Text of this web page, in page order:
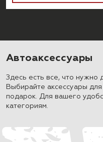
Автоаксессуары
Здесь есть все, что нужно
Выбирайте аксессуары
подарок. Для вашего
категориям.